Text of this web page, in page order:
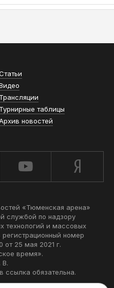
Трансляции
Турнирные таблицы
новостей
«Тюменская арена»
службой по надзору
технологий и массовых
номер
25 мая 2021 г.
время».
В.
ссылка обязательна.